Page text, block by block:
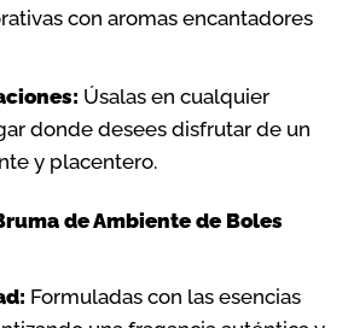
con aromas encantadores
Úsalas en cualquier
donde desees disfrutar de un
y placentero.
de Ambiente de Boles
Formuladas con las esencias